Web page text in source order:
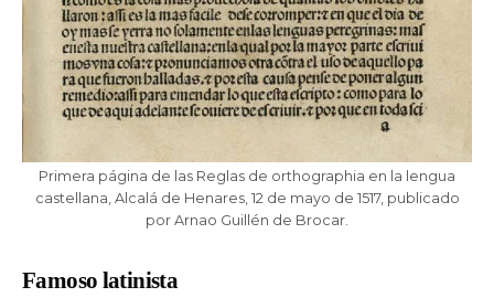
Primera página de las Reglas de orthographia en la lengua
castellana, Alcalá de Henares, 12 de mayo de 1517, publicado
por Arnao Guillén de Brocar.
Famoso latinista